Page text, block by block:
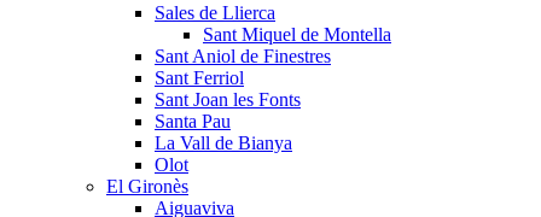
Sales de Llierca
Sant Miquel de Montella
Sant Aniol de Finestres
Sant Ferriol
Sant Joan les Fonts
Santa Pau
La Vall de Bianya
Olot
El Gironès
Aiguaviva